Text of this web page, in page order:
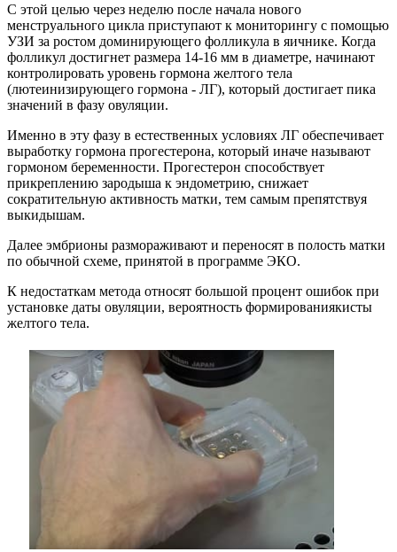
С этой целью через неделю после начала нового
менструального цикла приступают к мониторингу с помощью
УЗИ за ростом доминирующего фолликула в яичнике. Когда
фолликул достигнет размера 14-16 мм в диаметре, начинают
контролировать уровень гормона желтого тела
(лютеинизирующего гормона - ЛГ), который достигает пика
значений в фазу овуляции.
Именно в эту фазу в естественных условиях ЛГ обеспечивает
выработку гормона прогестерона, который иначе называют
гормоном беременности. Прогестерон способствует
прикреплению зародыша к эндометрию, снижает
сократительную активность матки, тем самым препятствуя
выкидышам.
Далее эмбрионы размораживают и переносят в полость матки
по обычной схеме, принятой в программе ЭКО.
К недостаткам метода относят большой процент ошибок при
установке даты овуляции, вероятность формированиякисты
желтого тела.